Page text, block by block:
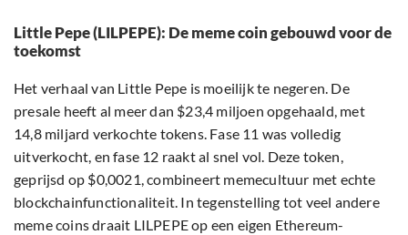
Little Pepe (LILPEPE): De meme coin gebouwd voor de
toekomst
Het verhaal van Little Pepe is moeilijk te negeren. De
presale heeft al meer dan $23,4 miljoen opgehaald, met
14,8 miljard verkochte tokens. Fase 11 was volledig
uitverkocht, en fase 12 raakt al snel vol. Deze token,
geprijsd op $0,0021, combineert memecultuur met echte
blockchainfunctionaliteit. In tegenstelling tot veel andere
meme coins draait LILPEPE op een eigen Ethereum-